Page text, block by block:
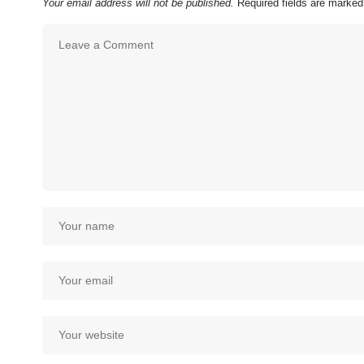
Your email address will not be published. Required fields are